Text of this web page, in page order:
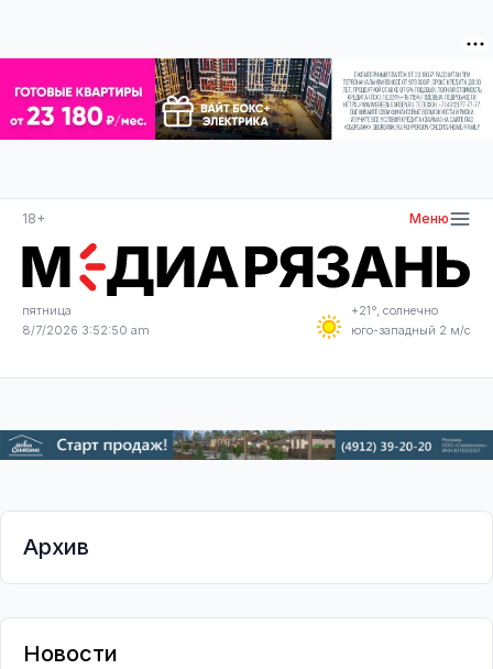
18+ Меню
пятница
8/7/2026 3:52:50 am
+21°, солнечно
юго-западный 2 м/с
Архив
Новости